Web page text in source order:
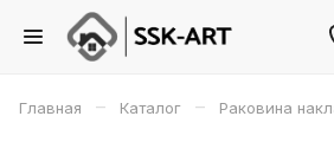
Главная – Каталог – Раковина